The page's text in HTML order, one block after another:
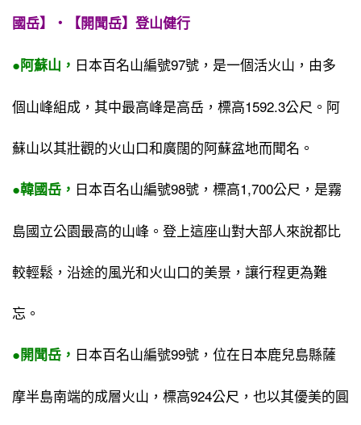
國岳】‧【開聞岳】登山健行
●阿蘇山， 日本百名山編號97號，是一個活火山，由多
個山峰組成，其中最高峰是高岳，標高1592.3公尺。阿
蘇山以其壯觀的火山口和廣闊的阿蘇盆地而聞名。
●韓國岳， 日本百名山編號98號，標高1,700公尺，是霧
島國立公園最高的山峰。登上這座山對大部人來說都比
較輕鬆，沿途的風光和火山口的美景，讓行程更為難
忘。
●開聞岳， 日本百名山編號99號，位在日本鹿兒島縣薩
摩半島南端的成層火山，標高924公尺，也以其優美的圓